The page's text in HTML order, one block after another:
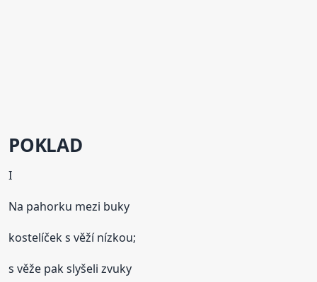
POKLAD
I
Na pahorku mezi buky
kostelíček s věží nízkou;
s věže pak slyšeli zvuky